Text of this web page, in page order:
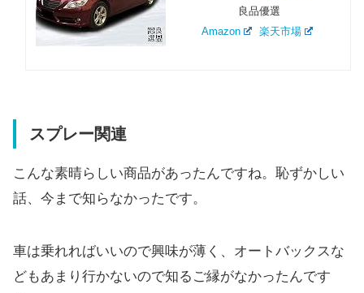
良品優選
Amazon
楽天市場
スプレー関連
こんな素晴らしい商品があったんですね。恥ずかしい
話、今まで知らなかったです。
車は乗れればいいので興味が薄く、オートバックスな
どもあまり行かないので知るご縁がなかったんです